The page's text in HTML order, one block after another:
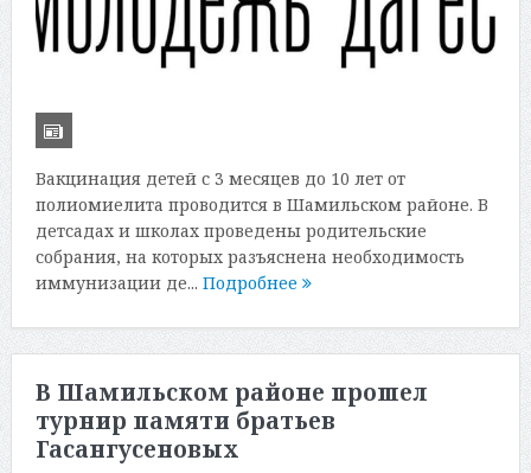
Вакцинация детей с 3 месяцев до 10 лет от
полиомиелита проводится в Шамильском районе. В
детсадах и школах проведены родительские
собрания, на которых разъяснена необходимость
иммунизации де... Подробнее
В Шамильском районе прошел
турнир памяти братьев
Гасангусеновых